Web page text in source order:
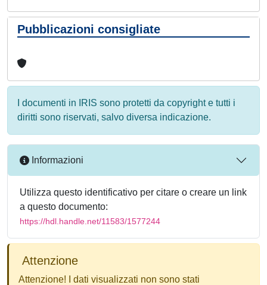
Pubblicazioni consigliate
I documenti in IRIS sono protetti da copyright e tutti i
diritti sono riservati, salvo diversa indicazione.
Informazioni
Utilizza questo identificativo per citare o creare un link
a questo documento:
https://hdl.handle.net/11583/1577244
Attenzione
Attenzione! I dati visualizzati non sono stati